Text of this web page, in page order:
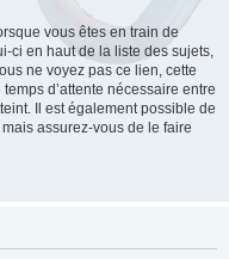
vous êtes en train de
ci en haut de la liste des sujets,
ne voyez pas ce lien, cette
d’attente nécessaire entre
Il est également possible de
assurez-vous de le faire